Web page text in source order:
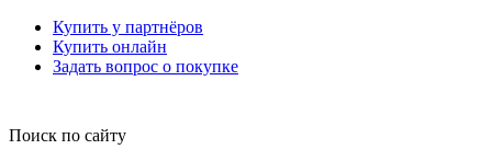
Купить у партнёров
Купить онлайн
Задать вопрос о покупке
Поиск по сайту